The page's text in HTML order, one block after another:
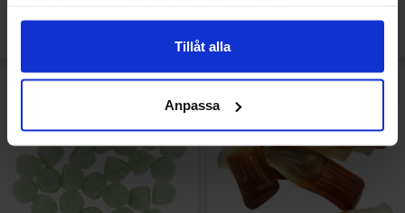
Tillåt alla
Anpassa
Osta Osta